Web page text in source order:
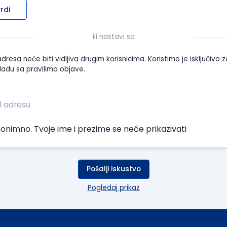
ili nastavi sa
neće biti vidljiva drugim korisnicima. Koristimo je isključivo
sa pravilima objave.
Tvoje ime i prezime se neće prikazivati
Pošalji iskustvo
Pogledaj prikaz